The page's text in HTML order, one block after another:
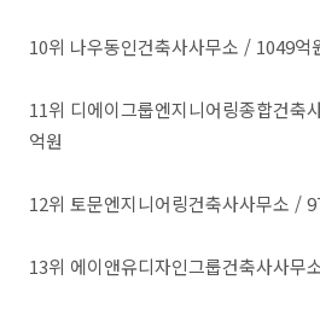
10위 나우동인건축사사무소 / 1049억
​11위 디에이그룹엔지니어링종합건축
억원
12위 토문엔지니어링건축사사무소 /
13위 에이앤유디자인그룹건축사사무